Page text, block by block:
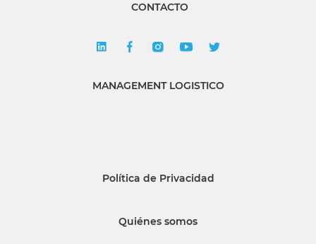
CONTACTO
MANAGEMENT LOGISTICO
Política de Privacidad
Quiénes somos